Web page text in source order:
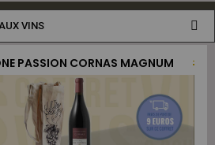
VINS
PASSION CORNAS MAGNUM